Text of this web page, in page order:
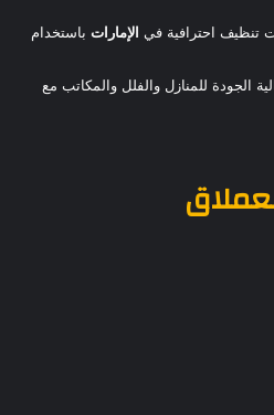
تنظيف احترافية في الإمارات باستخدام
للمنازل والفلل والمكاتب مع